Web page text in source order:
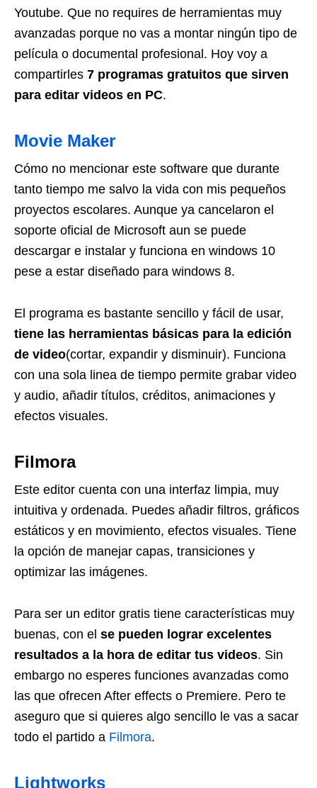
Youtube. Que no requires de herramientas muy
avanzadas porque no vas a montar ningún tipo de
película o documental profesional. Hoy voy a
compartirles 7 programas gratuitos que sirven
para editar videos en PC.
Movie Maker
Cómo no mencionar este software que durante
tanto tiempo me salvo la vida con mis pequeños
proyectos escolares. Aunque ya cancelaron el
soporte oficial de Microsoft aun se puede
descargar e instalar y funciona en windows 10
pese a estar diseñado para windows 8.
El programa es bastante sencillo y fácil de usar,
tiene las herramientas básicas para la edición
de video(cortar, expandir y disminuir). Funciona
con una sola linea de tiempo permite grabar video
y audio, añadir títulos, créditos, animaciones y
efectos visuales.
Filmora
Este editor cuenta con una interfaz limpia, muy
intuitiva y ordenada. Puedes añadir filtros, gráficos
estáticos y en movimiento, efectos visuales. Tiene
la opción de manejar capas, transiciones y
optimizar las imágenes.
Para ser un editor gratis tiene características muy
buenas, con el se pueden lograr excelentes
resultados a la hora de editar tus videos. Sin
embargo no esperes funciones avanzadas como
las que ofrecen After effects o Premiere. Pero te
aseguro que si quieres algo sencillo le vas a sacar
todo el partido a Filmora.
Lightworks